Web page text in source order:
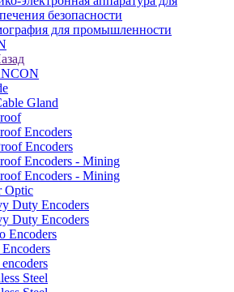
безопасности
для промышленности
Gland
Encoders
Encoders
Encoders - Mining
Encoders - Mining
Optic
Duty Encoders
Duty Encoders
Encoders
Steel